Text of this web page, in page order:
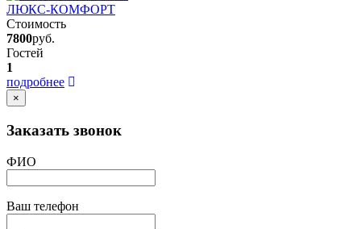
ЛЮКС-КОМФОРТ
Стоимость
7800руб.
Гостей
1
подробнее
×
Заказать звонок
ФИО
Ваш телефон